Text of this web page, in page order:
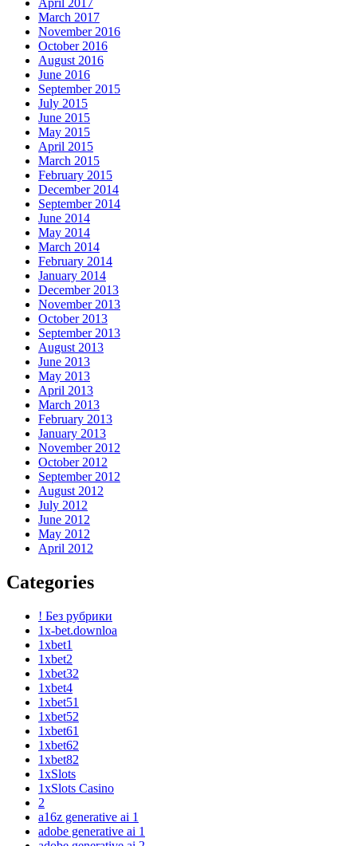
April 2017
March 2017
November 2016
October 2016
August 2016
June 2016
September 2015
July 2015
June 2015
May 2015
April 2015
March 2015
February 2015
December 2014
September 2014
June 2014
May 2014
March 2014
February 2014
January 2014
December 2013
November 2013
October 2013
September 2013
August 2013
June 2013
May 2013
April 2013
March 2013
February 2013
January 2013
November 2012
October 2012
September 2012
August 2012
July 2012
June 2012
May 2012
April 2012
Categories
! Без рубрики
1x-bet.downloa
1xbet1
1xbet2
1xbet32
1xbet4
1xbet51
1xbet52
1xbet61
1xbet62
1xbet82
1xSlots
1xSlots Casino
2
a16z generative ai 1
adobe generative ai 1